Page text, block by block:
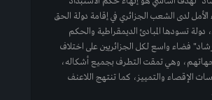
الأمل لدى الشعب الجزائري في إقامة دولة الحق
دولة تسودها المبادئ الديمقراطية والحكم
فضاء واسع لكل الجزائريين على اختلاف
وهي تمقت التطرف بجميع أشكاله،
الإقصاء والتمييز، كما تنتهج اللاعنف